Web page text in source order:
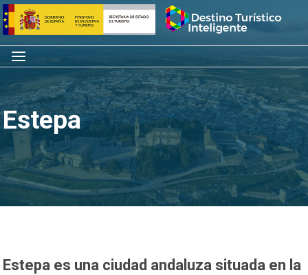
Saltar
al
contenido
Inicio
Menú
Estepa
Estepa es una ciudad andaluza situada en la